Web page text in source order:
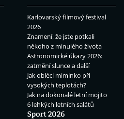
Karlovarský filmový festival
2026
Znamení, že jste potkali
někoho z minulého života
Astronomické úkazy 2026:
zatmění slunce a další
Jak obléci miminko při
vysokých teplotách?
Jak na dokonalé letní mojito
6 lehkých letních salátů
Sport 2026